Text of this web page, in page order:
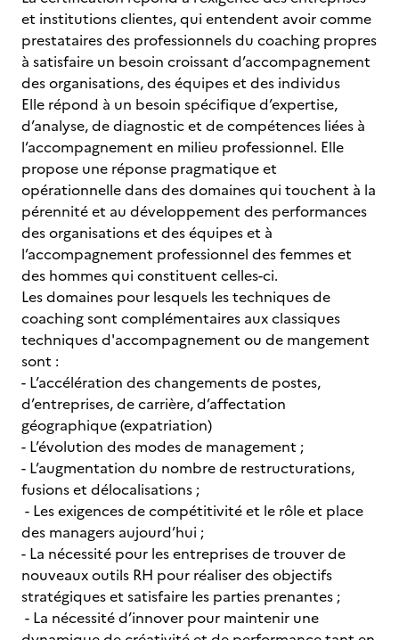
et institutions clientes, qui entendent avoir comme
prestataires des professionnels du coaching propres
à satisfaire un besoin croissant d’accompagnement
des organisations, des équipes et des individus
Elle répond à un besoin spécifique d’expertise,
d’analyse, de diagnostic et de compétences liées à
l’accompagnement en milieu professionnel. Elle
propose une réponse pragmatique et
opérationnelle dans des domaines qui touchent à la
pérennité et au développement des performances
des organisations et des équipes et à
l’accompagnement professionnel des femmes et
des hommes qui constituent celles-ci.
Les domaines pour lesquels les techniques de
coaching sont complémentaires aux classiques
techniques d'accompagnement ou de mangement
sont :
- L’accélération des changements de postes,
d’entreprises, de carrière, d’affectation
géographique (expatriation)
- L’évolution des modes de management ;
- L’augmentation du nombre de restructurations,
fusions et délocalisations ;
- Les exigences de compétitivité et le rôle et place
des managers aujourd’hui ;
- La nécessité pour les entreprises de trouver de
nouveaux outils RH pour réaliser des objectifs
stratégiques et satisfaire les parties prenantes ;
- La nécessité d’innover pour maintenir une